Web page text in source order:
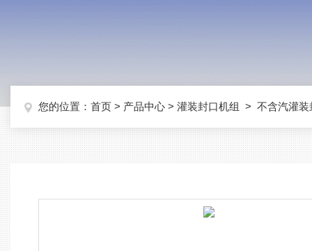
您的位置： 首页 > 产品中心 > 灌装封口机组 > 不含汽灌装